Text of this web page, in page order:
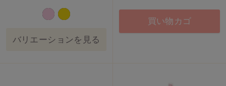
バリエーションを見る
買い物カゴ